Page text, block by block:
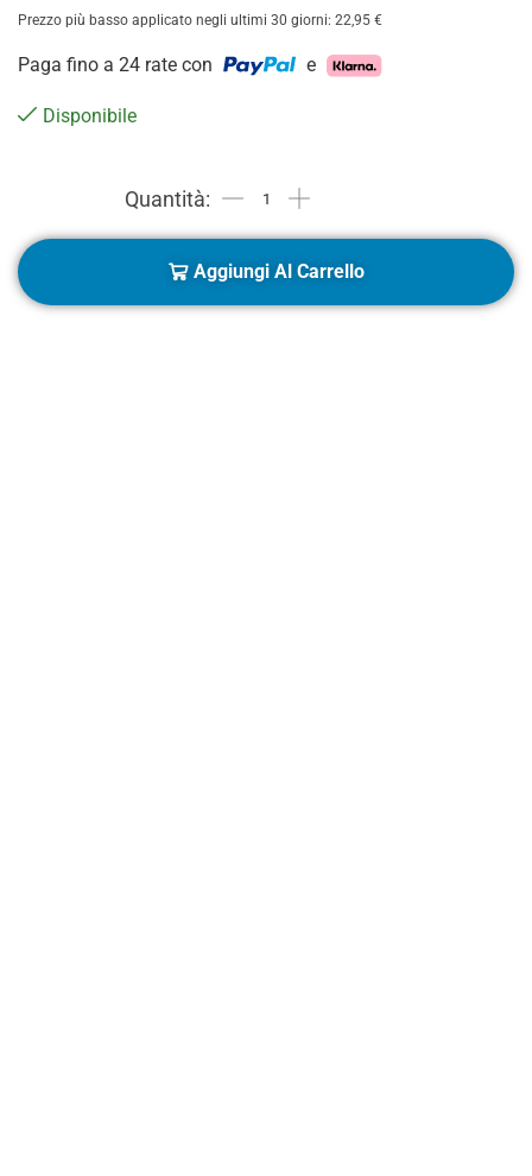
Prezzo più basso applicato negli ultimi 30 giorni: 22,95 €
Paga fino a 24 rate con e
Disponibile
Aggiungi Al Carrello